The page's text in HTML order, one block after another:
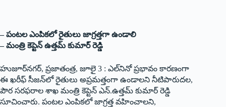
– పంటల ఎంపికలో రైతులు జాగ్రత్తగా ఉండాలి
– మంత్రి కెప్టెన్ ఉత్తమ్ కుమార్ రెడ్డి
హుజూర్‌నగర్, ప్రజాతంత్ర, జూలై 3 : ఎల్‌నినో ప్రభావం కారణంగా
ఈ ఖరీఫ్ సీజన్‌లో రైతులు అప్రమత్తంగా ఉండాలని నీటిపారుదల,
పౌర సరఫరాల శాఖ మంత్రి కెప్టెన్ ఎన్.ఉత్తమ్ కుమార్ రెడ్డి
సూచించారు. పంటల ఎంపికలో జాగ్రత్త వహించాలని,